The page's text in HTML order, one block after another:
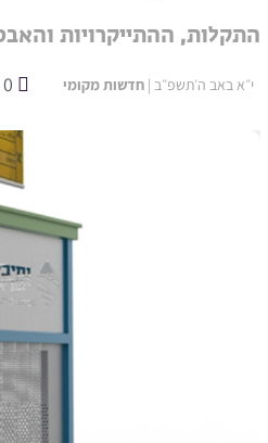
התקלות, ההתייקרויות
י״א באב ה׳תשפ״ב | חדשות מקומי 0